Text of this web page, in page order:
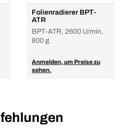
Folienradierer BPT-
ATR
BPT-ATR, 2600 U/min,
800 g
Anmelden, um Preise zu
sehen.